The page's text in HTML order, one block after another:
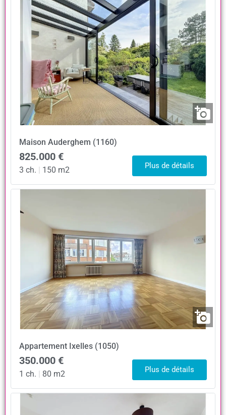
Maison Auderghem (1160)
825.000 €
3 ch. 150 m2 Plus de détails
Appartement Ixelles (1050)
350.000 €
1 ch. | 80 m2 Plus de détails